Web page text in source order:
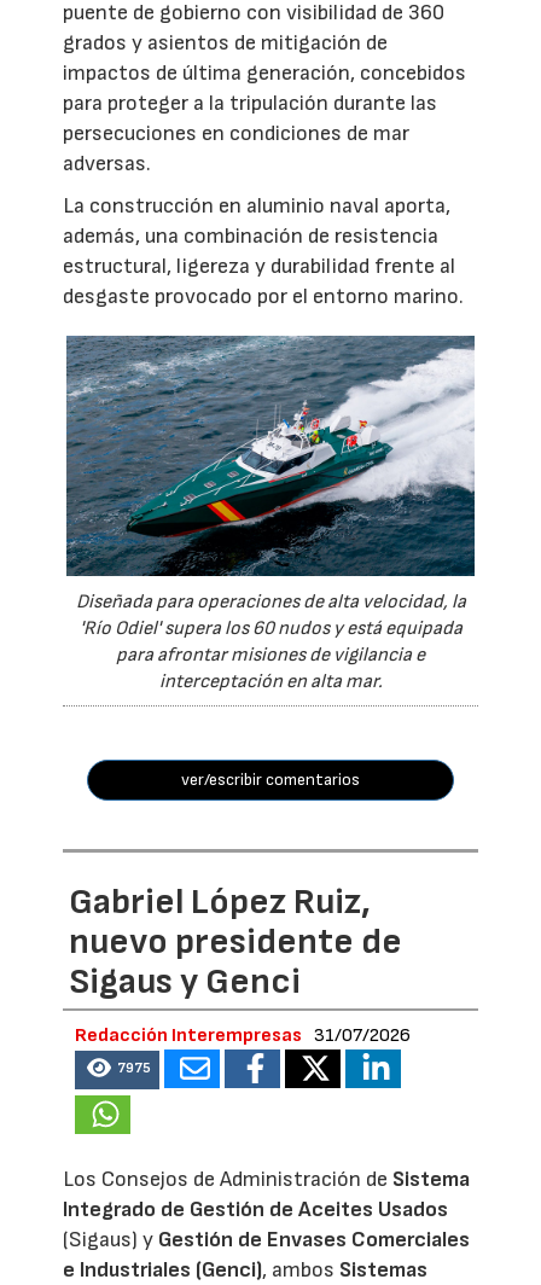
puente de gobierno con visibilidad de 360
grados y asientos de mitigación de
impactos de última generación, concebidos
para proteger a la tripulación durante las
persecuciones en condiciones de mar
adversas.
La construcción en aluminio naval aporta,
además, una combinación de resistencia
estructural, ligereza y durabilidad frente al
desgaste provocado por el entorno marino.
Diseñada para operaciones de alta velocidad, la
'Río Odiel' supera los 60 nudos y está equipada
para afrontar misiones de vigilancia e
interceptación en alta mar.
ver/escribir comentarios
Gabriel López Ruiz,
nuevo presidente de
Sigaus y Genci
Redacción Interempresas 31/07/2026
7975
Los Consejos de Administración de Sistema
Integrado de Gestión de Aceites Usados
(Sigaus) y Gestión de Envases Comerciales
e Industriales (Genci), ambos Sistemas